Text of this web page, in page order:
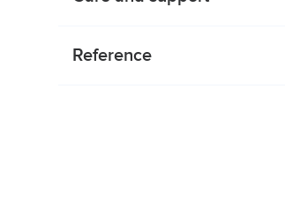
Reference